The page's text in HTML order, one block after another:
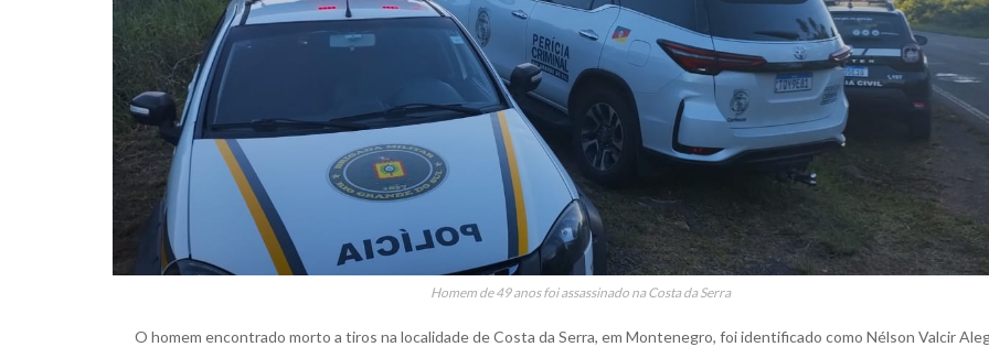
Homem de 49 anos foi assassinado na Costa da Serra
O homem encontrado morto a tiros na localidade de Costa da Serra, em Montenegro, foi identificado como Nélson Valcir